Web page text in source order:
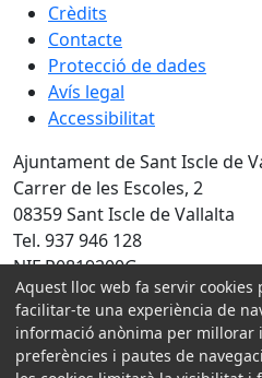
Crèdits
Contacte
Protecció de dades
Avís legal
Accessibilitat
Ajuntament de Sant Iscle de
Carrer de les Escoles, 2
08359 Sant Iscle de Vallalta
Tel. 937 946 128
NIF P0819200G
Amb la col·laboració de:
Aquest lloc web fa servir
facilitar-te una experiència de
informació anònima per millorar
preferències i pautes de